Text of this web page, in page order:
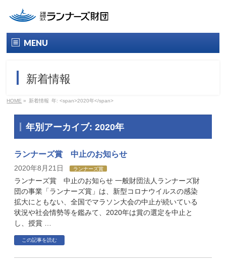
MENU
役員名簿
情報公開
ランナーズ賞
今年のランナーズ賞
過去受賞者一覧
新着情報
HOME » 新着情報 年: <span>2020年</span>
年別アーカイブ: 2020年
ランナーズ賞 中止のお知らせ
2020年8月21日 ランナーズ賞
ランナーズ賞 中止のお知らせ 一般財団法人ランナーズ財
団の事業「ランナーズ賞」は、新型コロナウイルスの感染
拡大にともない、全国でマラソン大会の中止が続いている
状況や社会情勢等を鑑みて、2020年は賞の選定を中止と
し、授賞 …
この記事を読む